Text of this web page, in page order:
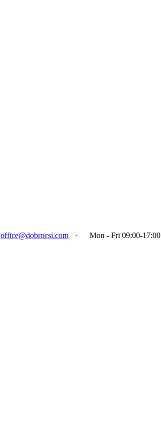
office@dobrocsi.com ·
Mon - Fri 09:00-17:00